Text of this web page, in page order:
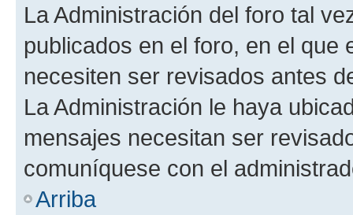
La Administración del foro tal
publicados en el foro, en el que
necesiten ser revisados antes
La Administración le haya
mensajes necesitan ser
comuníquese con el
Arriba